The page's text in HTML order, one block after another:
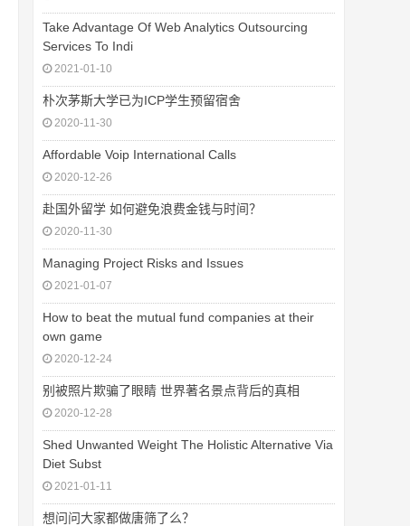
Take Advantage Of Web Analytics Outsourcing
Services To Indi
2021-01-10
朴次茅斯大学已为ICP学生预留宿舍
2020-11-30
Affordable Voip International Calls
2020-12-26
赴国外留学 如何避免浪费金钱与时间？
2020-11-30
Managing Project Risks and Issues
2021-01-07
How to beat the mutual fund companies at their
own game
2020-12-24
别被照片欺骗了眼睛 世界著名景点背后的真相
2020-12-28
Shed Unwanted Weight The Holistic Alternative Via
Diet Subst
2021-01-11
想问问大家都做唐筛了么？